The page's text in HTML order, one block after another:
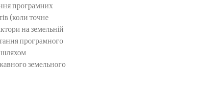
програмних
(коли точне
на земельній
програмного
шляхом
земельного